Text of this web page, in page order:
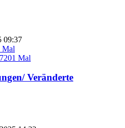
09:37
Mal
7201 Mal
Veränderte